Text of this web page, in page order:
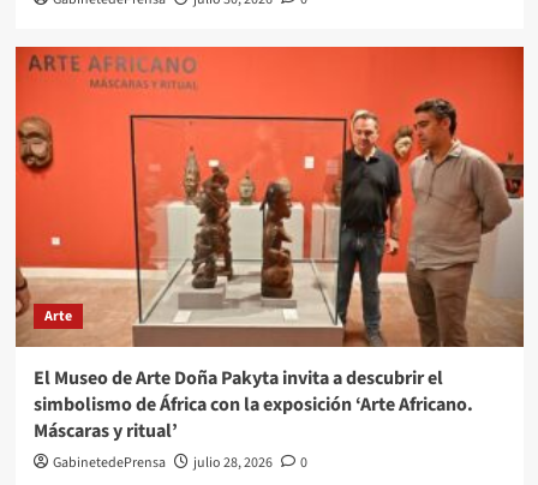
Arte
El Museo de Arte Doña Pakyta invita a descubrir el
simbolismo de África con la exposición ‘Arte Africano.
Máscaras y ritual’
GabinetedePrensa julio 28, 2026 0